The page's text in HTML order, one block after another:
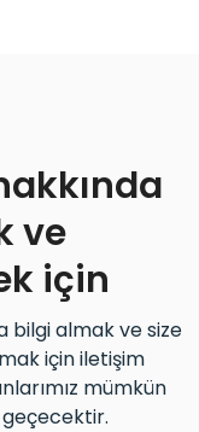
ve
için
bilgi almak ve size
için iletişim
mümkün
geçecektir.